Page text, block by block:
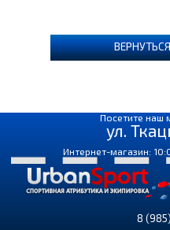
Посетите наш
ул.
Интернет-магазин:
8